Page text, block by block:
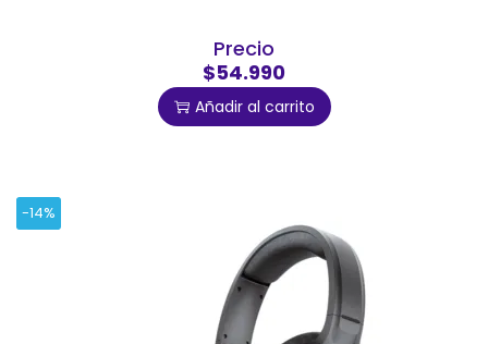
Precio
$54.990
Añadir al carrito
-14%